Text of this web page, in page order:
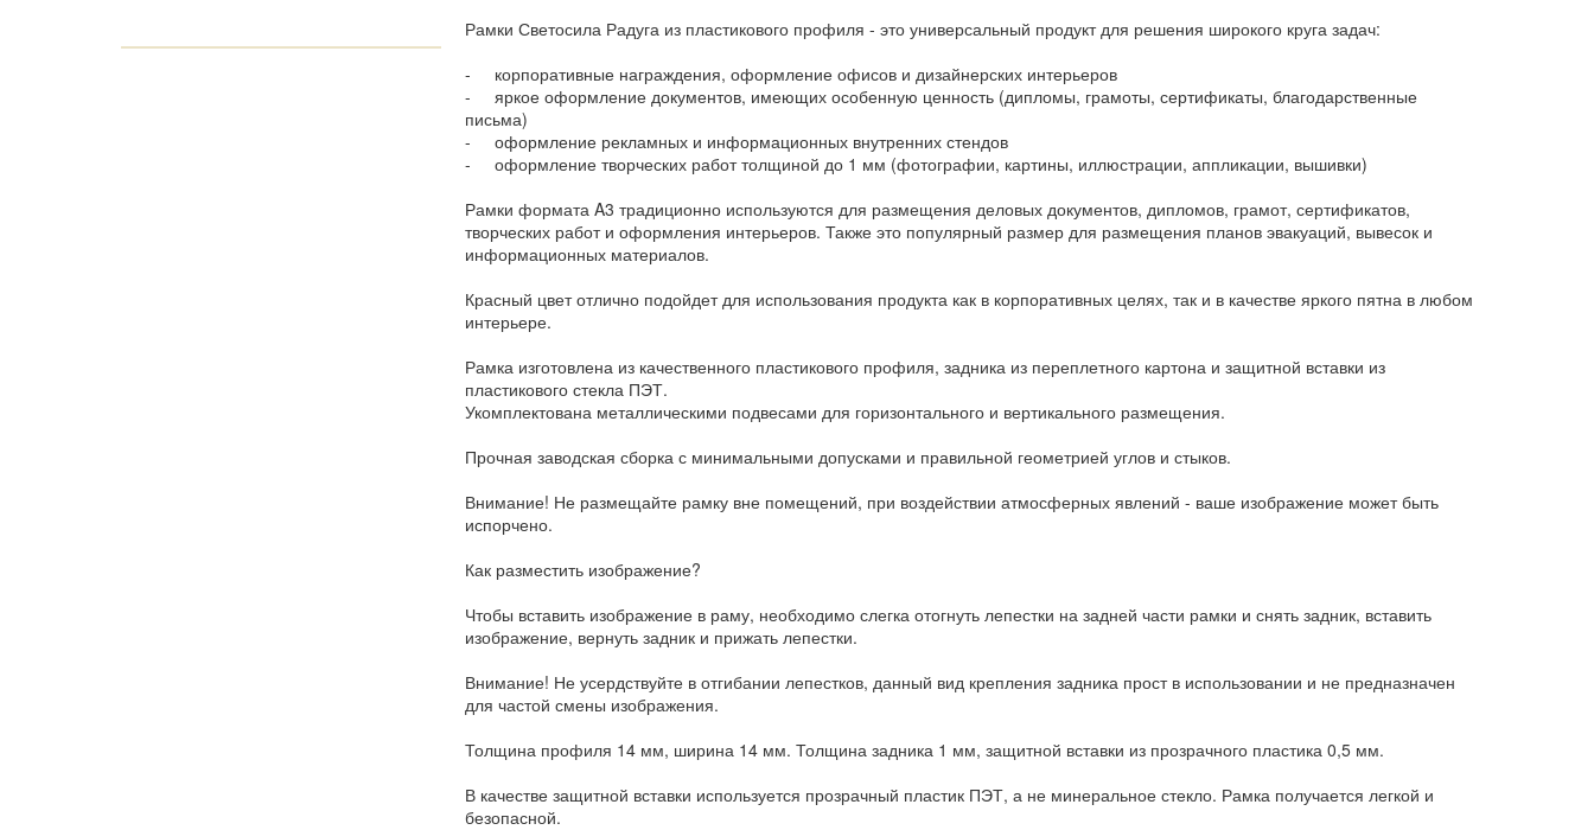
Рамки Светосила Радуга из пластикового профиля - это универсальный продукт для решения широкого круга задач:
- корпоративные награждения, оформление офисов и дизайнерских интерьеров
- яркое оформление документов, имеющих особенную ценность (дипломы, грамоты, сертификаты, благодарственные
письма)
- оформление рекламных и информационных внутренних стендов
- оформление творческих работ толщиной до 1 мм (фотографии, картины, иллюстрации, аппликации, вышивки)
Рамки формата A3 традиционно используются для размещения деловых документов, дипломов, грамот, сертификатов,
творческих работ и оформления интерьеров. Также это популярный размер для размещения планов эвакуаций, вывесок и
информационных материалов.
Красный цвет отлично подойдет для использования продукта как в корпоративных целях, так и в качестве яркого пятна в любом
интерьере.
Рамка изготовлена из качественного пластикового профиля, задника из переплетного картона и защитной вставки из
пластикового стекла ПЭТ.
Укомплектована металлическими подвесами для горизонтального и вертикального размещения.
Прочная заводская сборка с минимальными допусками и правильной геометрией углов и стыков.
Внимание! Не размещайте рамку вне помещений, при воздействии атмосферных явлений - ваше изображение может быть
испорчено.
Как разместить изображение?
Чтобы вставить изображение в раму, необходимо слегка отогнуть лепестки на задней части рамки и снять задник, вставить
изображение, вернуть задник и прижать лепестки.
Внимание! Не усердствуйте в отгибании лепестков, данный вид крепления задника прост в использовании и не предназначен
для частой смены изображения.
Толщина профиля 14 мм, ширина 14 мм. Толщина задника 1 мм, защитной вставки из прозрачного пластика 0,5 мм.
В качестве защитной вставки используется прозрачный пластик ПЭТ, а не минеральное стекло. Рамка получается легкой и
безопасной.